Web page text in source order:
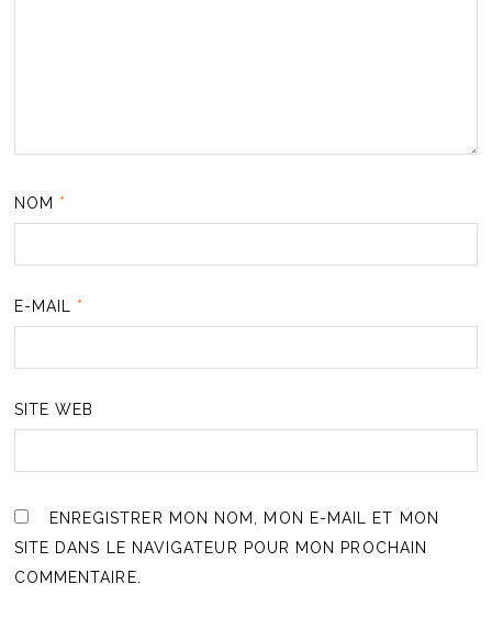
NOM *
E-MAIL *
SITE WEB
ENREGISTRER MON NOM, MON E-MAIL ET MON
SITE DANS LE NAVIGATEUR POUR MON PROCHAIN
COMMENTAIRE.